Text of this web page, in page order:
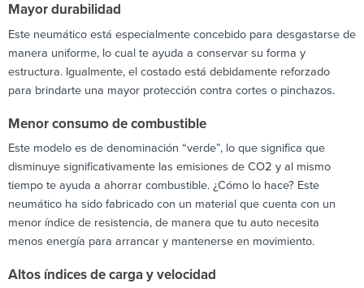
Mayor durabilidad
Este neumático está especialmente concebido para desgastarse de
manera uniforme, lo cual te ayuda a conservar su forma y
estructura. Igualmente, el costado está debidamente reforzado
para brindarte una mayor protección contra cortes o pinchazos.
Menor consumo de combustible
Este modelo es de denominación “verde”, lo que significa que
disminuye significativamente las emisiones de CO2 y al mismo
tiempo te ayuda a ahorrar combustible. ¿Cómo lo hace? Este
neumático ha sido fabricado con un material que cuenta con un
menor índice de resistencia, de manera que tu auto necesita
menos energía para arrancar y mantenerse en movimiento.
Altos índices de carga y velocidad